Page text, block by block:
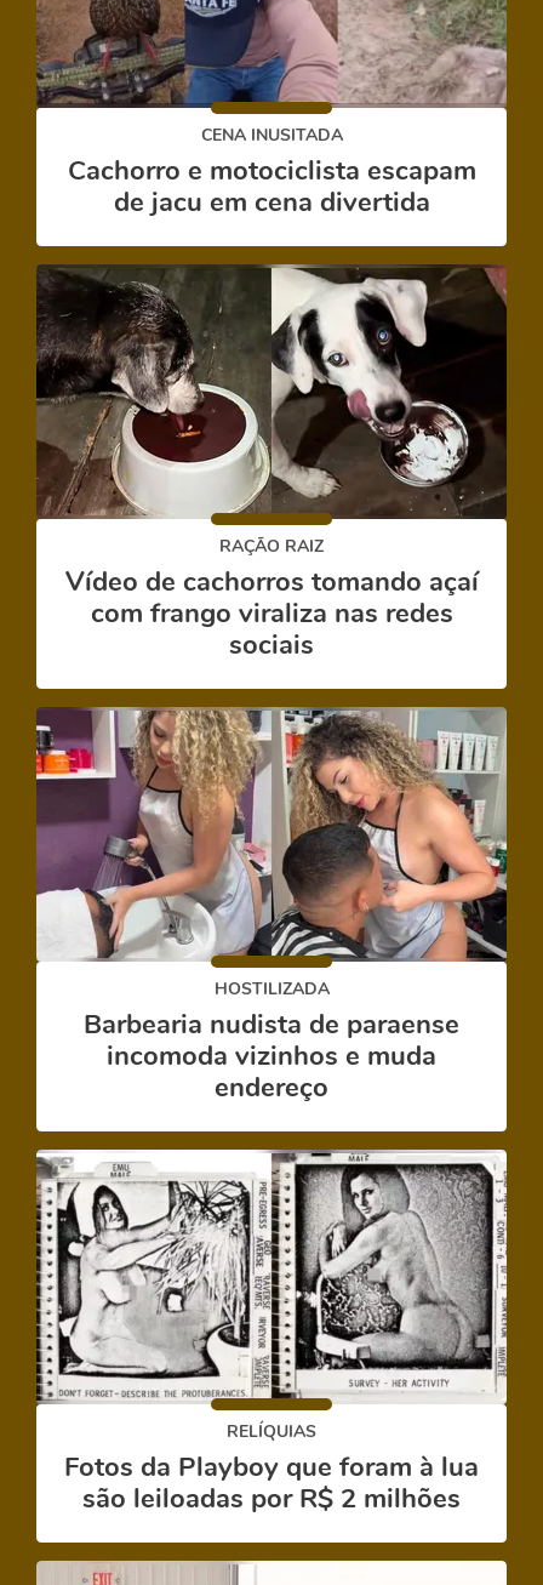
CENA INUSITADA
Cachorro e motociclista escapam
de jacu em cena divertida
RAÇÃO RAIZ
Vídeo de cachorros tomando açaí
com frango viraliza nas redes
sociais
HOSTILIZADA
Barbearia nudista de paraense
incomoda vizinhos e muda
endereço
RELÍQUIAS
Fotos da Playboy que foram à lua
são leiloadas por R$ 2 milhões